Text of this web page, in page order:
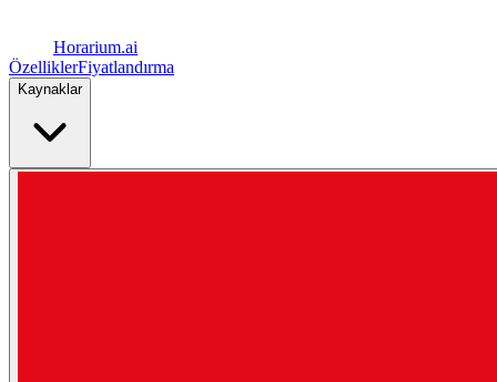
Horarium.ai
ÖzelliklerFiyatlandırma
Kaynaklar